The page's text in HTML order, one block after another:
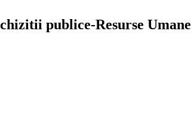
publice-Resurse Umane